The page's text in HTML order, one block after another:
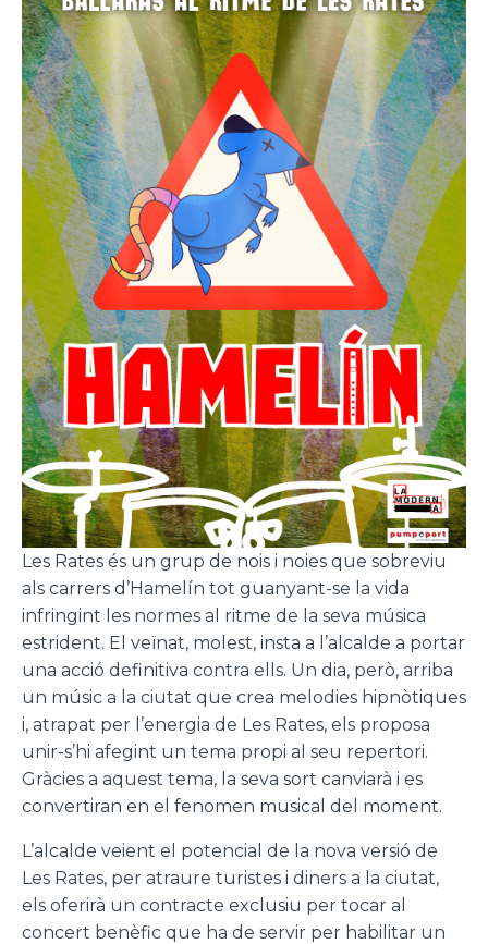
Les Rates és un grup de nois i noies que sobreviu
als carrers d’Hamelín tot guanyant-se la vida
infringint les normes al ritme de la seva música
estrident. El veïnat, molest, insta a l’alcalde a portar
una acció definitiva contra ells. Un dia, però, arriba
un músic a la ciutat que crea melodies hipnòtiques
i, atrapat per l’energia de Les Rates, els proposa
unir-s’hi afegint un tema propi al seu repertori.
Gràcies a aquest tema, la seva sort canviarà i es
convertiran en el fenomen musical del moment.
L’alcalde veient el potencial de la nova versió de
Les Rates, per atraure turistes i diners a la ciutat,
els oferirà un contracte exclusiu per tocar al
concert benèfic que ha de servir per habilitar un